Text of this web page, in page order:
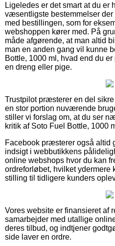
Ligeledes er det smart at du er
væsentligste bestemmelser
med bestillingen, som for
webshoppen kører med. På
måde afgørende, at man altid
man en anden gang vil kunne
Bottle, 1000 ml, hvad end du er
en dreng eller pige.
Trustpilot præsterer en del
en stor portion nuværende
stiller vi forslag om, at du ser
kritik af Soto Fuel Bottle, 1000
Facebook præsterer også altid
indsigt i webbutikkens
online webshops hvor du kan
ordreforløbet, hvilket ydermere
stilling til tidligere kunders
Vores website er finansieret af
samarbejder med utallige
deres tilbud, og indtjener
side laver en ordre.